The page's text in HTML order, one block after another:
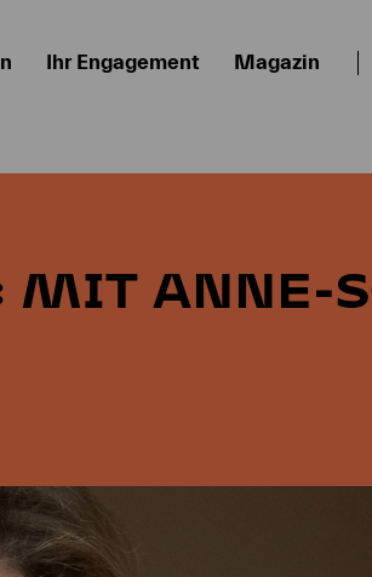
Ihr Engagement Magazin
MIT ANNE-